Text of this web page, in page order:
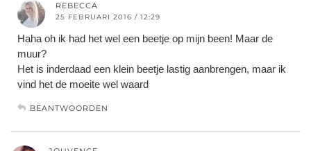
REBECCA
25 FEBRUARI 2016 / 12:29
Haha oh ik had het wel een beetje op mijn been! Maar de
muur?
Het is inderdaad een klein beetje lastig aanbrengen, maar ik
vind het de moeite wel waard
BEANTWOORDEN